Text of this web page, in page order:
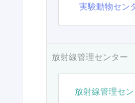
実験動物セン
放射線管理センター
放射線管理セ